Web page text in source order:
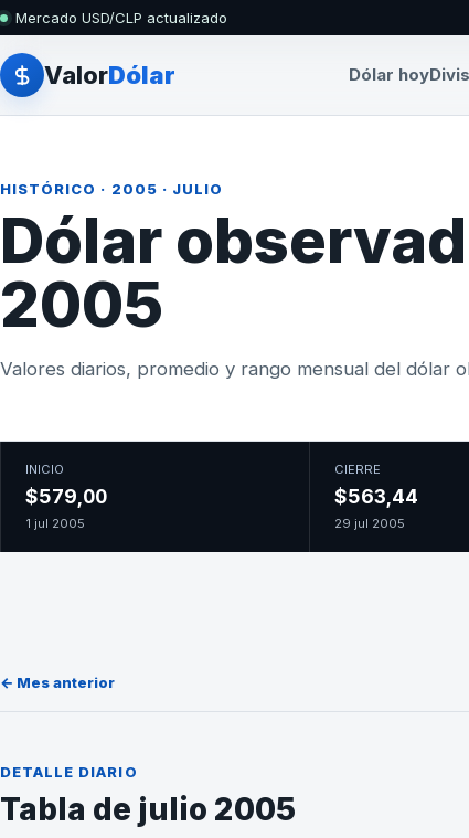
Mercado USD/CLP actualizado
ValorDólar Dólar hoy
HISTÓRICO · 2005 · JULIO
Dólar
2005
Valores diarios, promedio y rango mensual del dólar
INICIO
$579,00
1 jul 2005
CIERRE
$563,44
29 jul 2005
← Mes anterior
DETALLE DIARIO
Tabla de julio 2005